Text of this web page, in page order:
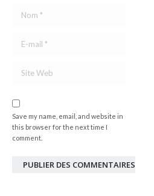
Nom *
E-mail *
Site Web
Save my name, email, and website in
this browser for the next time I
comment.
PUBLIER DES COMMENTAIRES